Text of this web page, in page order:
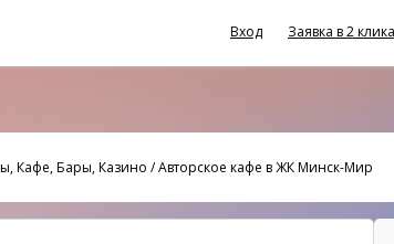
Вход Заявка в 2 клика
Кафе, Бары, Казино /Авторское кафе в ЖК Минск-Мир